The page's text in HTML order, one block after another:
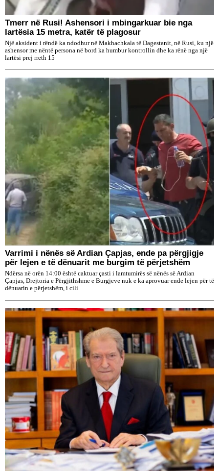
Tmerr në Rusi! Ashensori i mbingarkuar bie nga
lartësia 15 metra, katër të plagosur
Një aksident i rëndë ka ndodhur në Makhachkala të Dagestanit, në Rusi, ku një
ashensor me nëntë persona në bord ka humbur kontrollin dhe ka rënë nga një
lartësi prej rreth 15
Varrimi i nënës së Ardian Çapjas, ende pa përgjigje
për lejen e të dënuarit me burgim të përjetshëm
Ndërsa në orën 14:00 është caktuar çasti i lamtumirës së nënës së Ardian
Çapjas, Drejtoria e Përgjithshme e Burgjeve nuk e ka aprovuar ende lejen për të
dënuarin e përjetshëm, i cili